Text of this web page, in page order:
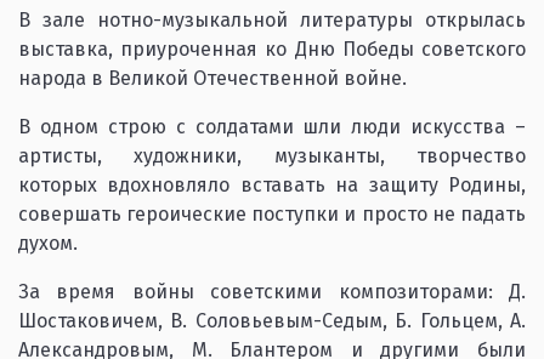
В зале нотно-музыкальной литературы открылась
выставка, приуроченная ко Дню Победы советского
народа в Великой Отечественной войне.
В одном строю с солдатами шли люди искусства –
артисты, художники, музыканты, творчество
которых вдохновляло вставать на защиту Родины,
совершать героические поступки и просто не падать
духом.
За время войны советскими композиторами: Д.
Шостаковичем, В. Соловьевым-Седым, Б. Гольцем, А.
Александровым, М. Блантером и другими были